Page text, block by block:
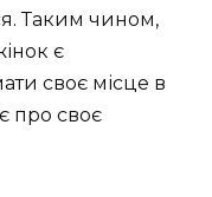
Таким чином,
є
своє місце в
про своє